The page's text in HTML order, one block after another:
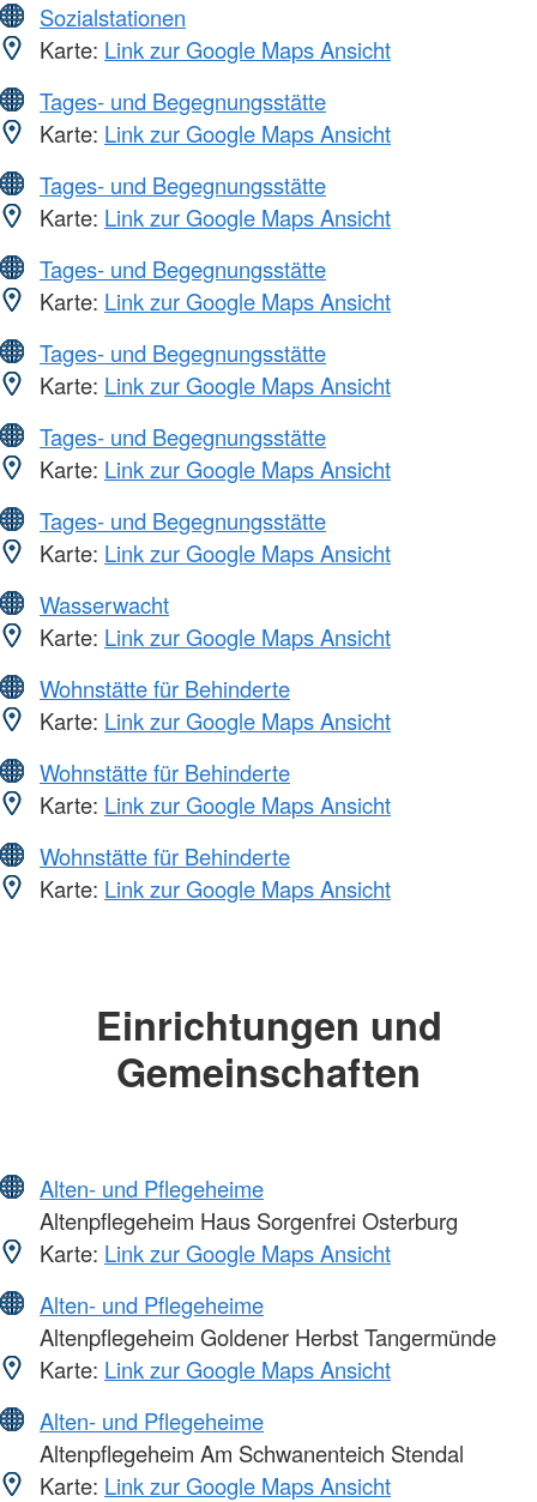
Sozialstationen
Karte: Link zur Google Maps Ansicht
Tages- und Begegnungsstätte
Karte: Link zur Google Maps Ansicht
Tages- und Begegnungsstätte
Karte: Link zur Google Maps Ansicht
Tages- und Begegnungsstätte
Karte: Link zur Google Maps Ansicht
Tages- und Begegnungsstätte
Karte: Link zur Google Maps Ansicht
Tages- und Begegnungsstätte
Karte: Link zur Google Maps Ansicht
Tages- und Begegnungsstätte
Karte: Link zur Google Maps Ansicht
Wasserwacht
Karte: Link zur Google Maps Ansicht
Wohnstätte für Behinderte
Karte: Link zur Google Maps Ansicht
Wohnstätte für Behinderte
Karte: Link zur Google Maps Ansicht
Wohnstätte für Behinderte
Karte: Link zur Google Maps Ansicht
Einrichtungen und
Gemeinschaften
Alten- und Pflegeheime
Altenpflegeheim Haus Sorgenfrei Osterburg
Karte: Link zur Google Maps Ansicht
Alten- und Pflegeheime
Altenpflegeheim Goldener Herbst Tangermünde
Karte: Link zur Google Maps Ansicht
Alten- und Pflegeheime
Altenpflegeheim Am Schwanenteich Stendal
Karte: Link zur Google Maps Ansicht